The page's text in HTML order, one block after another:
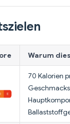
Warum
70 Kalorien